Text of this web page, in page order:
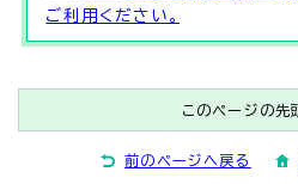
ご利用ください。
このページの先
前のページへ戻る